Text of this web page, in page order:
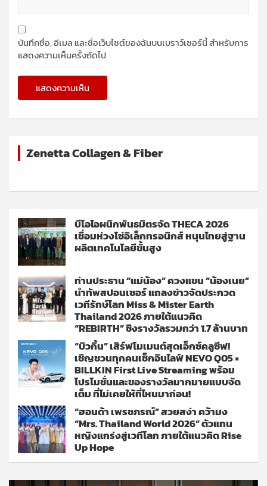
บันทึกชื่อ, อีเมล และชื่อเว็บไซต์ของฉันบนเบราว์เซอร์นี้ สำหรับการ
แสดงความเห็นครั้งถัดไป
Zenetta Collagen & Fiber
บีโอไอผนึกพันธมิตรจัด THECA 2026
เชื่อมห่วงโซ่อิเล็กทรอนิกส์ หนุนไทยสู่ฐาน
ผลิตเทคโนโลยีขั้นสูง
ท่านประธาน “แม่น้อง” ควงแขน “น้องเนย”
นำทัพสปอนเซอร์ แถลงข่าวจัดประกวด
เวทีรักษ์โลก Miss & Mister Earth
Thailand 2026 ภายใต้แนวคิด
“REBIRTH” ชิงรางวัลรวมกว่า 1.7 ล้านบาท
“บิวกิ้น” เสิร์ฟโมเมนต์สุดเอ็กซ์คลูซีฟ!
เชิญชวนทุกคนเช็กอินไลฟ์ NEVO Q05 ×
BILLKIN First Live Streaming พร้อม
โปรโมชั่นและของรางวัลมากมายแบบจัด
เต็ม ที่ไม่เคยให้ที่ไหนมาก่อน!
“ฮอนด้า เพรชภรณ์” สวยสง่า คว้ามง
“Mrs. Thailand World 2026” ตัวแทน
หญิงแกร่งสู่เวทีโลก ภายใต้แนวคิด Rise
Up Hope